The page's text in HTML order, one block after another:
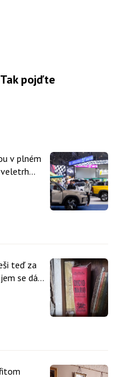
pojďte
v plném
teď za
se dá